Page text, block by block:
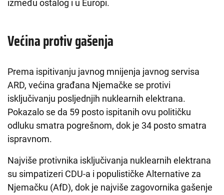
između ostalog i u Europi.
Većina protiv gašenja
Prema ispitivanju javnog mnijenja javnog servisa
ARD, većina građana Njemačke se protivi
isključivanju posljednjih nuklearnih elektrana.
Pokazalo se da 59 posto ispitanih ovu političku
odluku smatra pogrešnom, dok je 34 posto smatra
ispravnom.
Najviše protivnika isključivanja nuklearnih elektrana
su simpatizeri CDU-a i populističke Alternative za
Njemačku (AfD), dok je najviše zagovornika gašenje